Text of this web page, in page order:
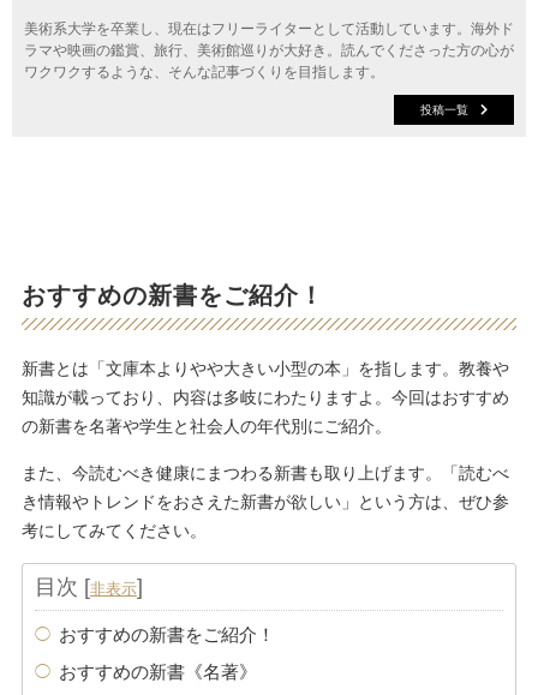
美術系大学を卒業し、現在はフリーライターとして活動しています。海外ド
ラマや映画の鑑賞、旅行、美術館巡りが大好き。読んでくださった方の心が
ワクワクするような、そんな記事づくりを目指します。
投稿一覧
おすすめの新書をご紹介！
新書とは「文庫本よりやや大きい小型の本」を指します。教養や
知識が載っており、内容は多岐にわたりますよ。今回はおすすめ
の新書を名著や学生と社会人の年代別にご紹介。
また、今読むべき健康にまつわる新書も取り上げます。「読むべ
き情報やトレンドをおさえた新書が欲しい」という方は、ぜひ参
考にしてみてください。
目次 [非表示]
おすすめの新書をご紹介！
おすすめの新書《名著》